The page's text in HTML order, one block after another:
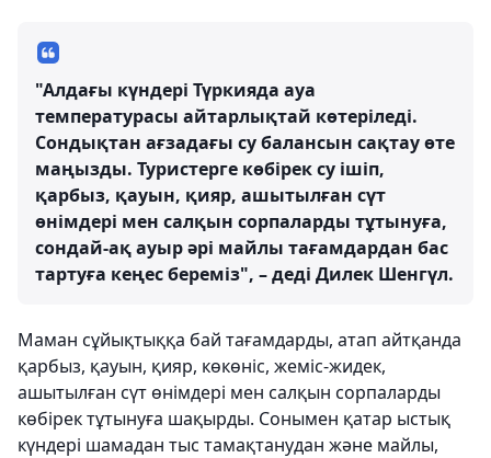
"Алдағы күндері Түркияда ауа
температурасы айтарлықтай көтеріледі.
Сондықтан ағзадағы су балансын сақтау өте
маңызды. Туристерге көбірек су ішіп,
қарбыз, қауын, қияр, ашытылған сүт
өнімдері мен салқын сорпаларды тұтынуға,
сондай-ақ ауыр әрі майлы тағамдардан бас
тартуға кеңес береміз", – деді Дилек Шенгүл.
Маман сұйықтыққа бай тағамдарды, атап айтқанда
қарбыз, қауын, қияр, көкөніс, жеміс-жидек,
ашытылған сүт өнімдері мен салқын сорпаларды
көбірек тұтынуға шақырды. Сонымен қатар ыстық
күндері шамадан тыс тамақтанудан және майлы,